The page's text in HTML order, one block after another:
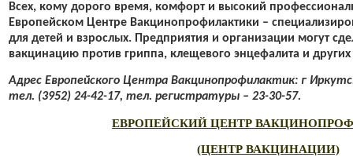
Всех, кому дорого время, комфорт и высокий
Европейском Центре Вакцинопрофилактики –
для детей и взрослых. Предприятия и организации могут
вакцинацию против гриппа, клещевого энцефалита и
Адрес Европейского Центра Вакцинопрофилактик: г
тел. (3952) 24-42-17, тел. регистратуры – 23-30-57.
ЕВРОПЕЙСКИЙ ЦЕНТР
(ЦЕНТР ВАКЦИНАЦИИ)